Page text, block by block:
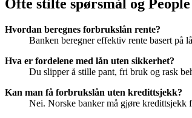
Ofte stilte spørsmål og
Hvordan beregnes forbrukslån rente?
Banken beregner effektiv rente basert på
Hva er fordelene med lån uten sikkerhet?
Du slipper å stille pant, fri bruk og rask
Kan man få forbrukslån uten kredittsjekk?
Nei. Norske banker må gjøre kredittsjekk